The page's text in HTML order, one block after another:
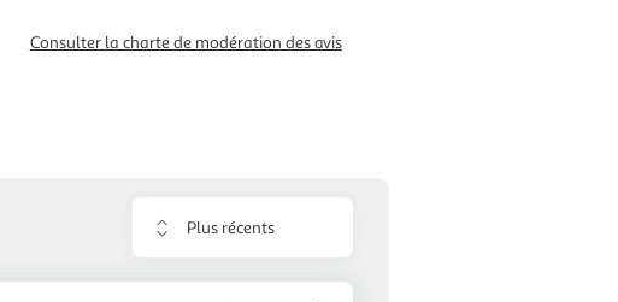
Consulter la charte de modération des avis
Trier
avis